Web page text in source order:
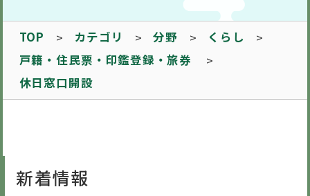
TOP カテゴリ 分野
くらし
戸籍・住民票・印鑑登録・旅券
休日窓口開設
新着情報